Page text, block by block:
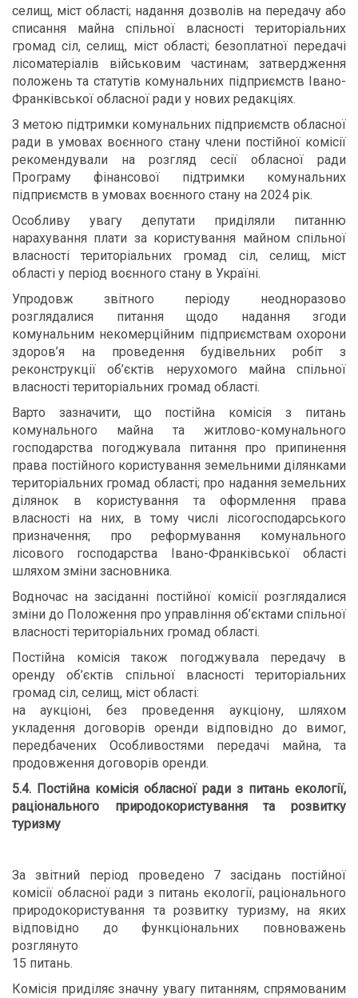
селищ, міст області; надання дозволів на передачу або
списання майна спільної власності територіальних
громад сіл, селищ, міст області; безоплатної передачі
лісоматеріалів військовим частинам; затвердження
положень та статутів комунальних підприємств Івано-
Франківської обласної ради у нових редакціях.
З метою підтримки комунальних підприємств обласної
ради в умовах воєнного стану члени постійної комісії
рекомендували на розгляд сесії обласної ради
Програму фінансової підтримки комунальних
підприємств в умовах воєнного стану на 2024 рік.
Особливу увагу депутати приділяли питанню
нарахування плати за користування майном спільної
власності територіальних громад сіл, селищ, міст
області у період воєнного стану в Україні.
Упродовж звітного періоду неодноразово
розглядалися питання щодо надання згоди
комунальним некомерційним підприємствам охорони
здоров’я на проведення будівельних робіт з
реконструкції об’єктів нерухомого майна спільної
власності територіальних громад області.
Варто зазначити, що постійна комісія з питань
комунального майна та житлово-комунального
господарства погоджувала питання про припинення
права постійного користування земельними ділянками
територіальних громад області; про надання земельних
ділянок в користування та оформлення права
власності на них, в тому числі лісогосподарського
призначення; про реформування комунального
лісового господарства Івано-Франківської області
шляхом зміни засновника.
Водночас на засіданні постійної комісії розглядалися
зміни до Положення про управління об’єктами спільної
власності територіальних громад області.
Постійна комісія також погоджувала передачу в
оренду об’єктів спільної власності територіальних
громад сіл, селищ, міст області:
на аукціоні, без проведення аукціону, шляхом
укладення договорів оренди відповідно до вимог,
передбачених Особливостями передачі майна, та
продовження договорів оренди.
5.4. Постійна комісія обласної ради з питань екології,
раціонального природокористування та розвитку
туризму
За звітний період проведено 7 засідань постійної
комісії обласної ради з питань екології, раціонального
природокористування та розвитку туризму, на яких
відповідно до функціональних повноважень
розглянуто
15 питань.
Комісія приділяє значну увагу питанням, спрямованим